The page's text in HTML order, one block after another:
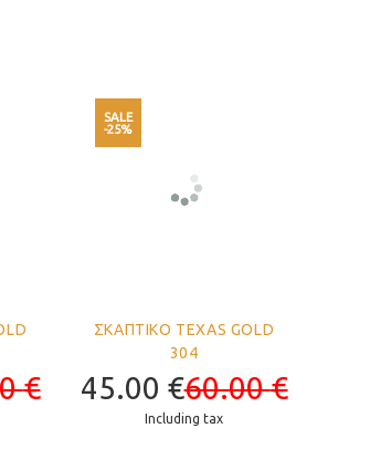
€
SALE
-25%
ΣΚΑΠΤΙΚΟ TEXAS GOLD
304
45.00 €60.00€
Including tax